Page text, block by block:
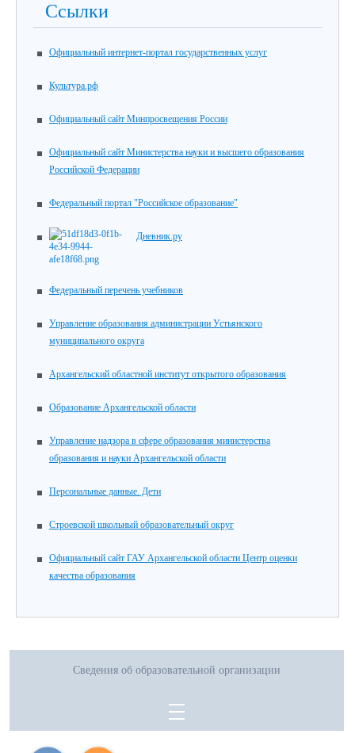
Ссылки
Официальный интернет-портал государственных услуг
Культура.рф
Официальный сайт Минпросвещения России
Официальный сайт Министерства науки и высшего образования
Российской Федерации
Федеральный портал "Российское образование"
Дневник.ру
Федеральный перечень учебников
Управление образования администрации Устьянского
муниципального округа
Архангельский областной институт открытого образования
Образование Архангельской области
Управление надзора в сфере образования министерства
образования и науки Архангельской области
Персональные данные. Дети
Строевской школьный образовательный округ
Официальный сайт ГАУ Архангельской области Центр оценки
качества образования
Сведения об образовательной организации